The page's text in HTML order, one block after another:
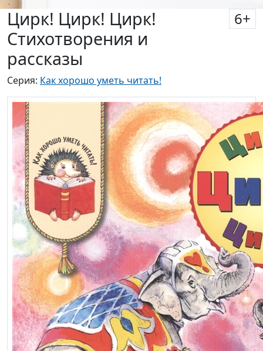
Цирк! Цирк! Цирк!
Стихотворения и
рассказы
6+
Серия: Как хорошо уметь читать!